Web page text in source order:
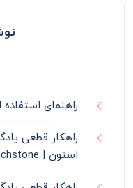
راهنمای
راهکار قطعی
استون | Touchstone